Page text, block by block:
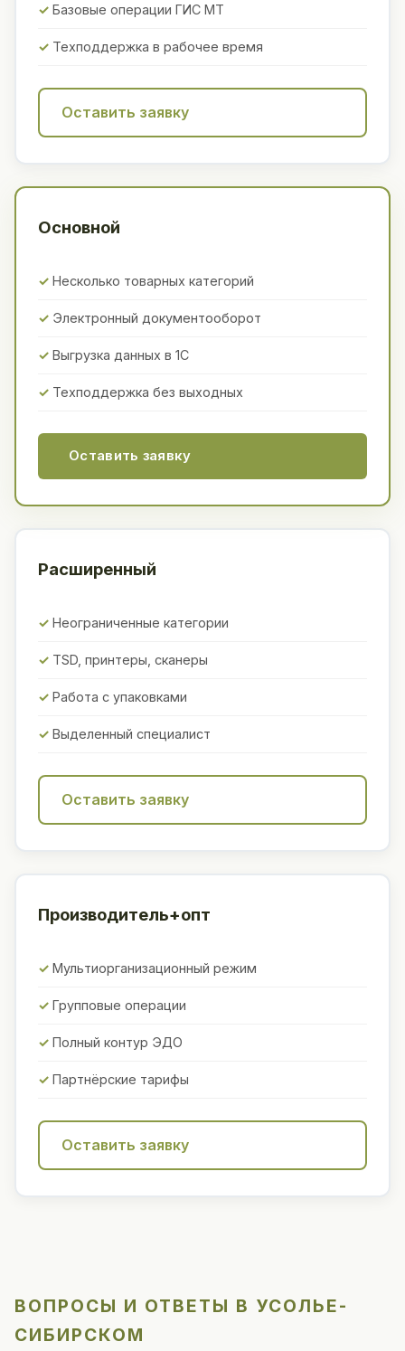
Базовые операции ГИС МТ
Техподдержка в рабочее время
Оставить заявку
Основной
Несколько товарных категорий
Электронный документооборот
Выгрузка данных в 1С
Техподдержка без выходных
Оставить заявку
Расширенный
Неограниченные категории
TSD, принтеры, сканеры
Работа с упаковками
Выделенный специалист
Оставить заявку
Производитель+опт
Мультиорганизационный режим
Групповые операции
Полный контур ЭДО
Партнёрские тарифы
Оставить заявку
ВОПРОСЫ И ОТВЕТЫ В УСОЛЬЕ-
СИБИРСКОМ